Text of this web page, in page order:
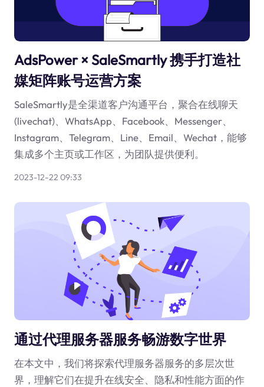
AdsPower × SaleSmartly 携手打造社
媒矩阵账号运营方案
SaleSmartly是全渠道客户沟通平台，聚合在线聊天
(livechat)、WhatsApp、Facebook、Messenger、
Instagram、Telegram、Line、Email、Wechat，能够
集成多个主页或工作区，为团队提供便利。
2023-12-22 09:33
通过代理服务器服务畅游数字世界
在本文中，我们将探索代理服务器服务的多层次世
界，理解它们在提升在线安全、隐私和性能方面的作